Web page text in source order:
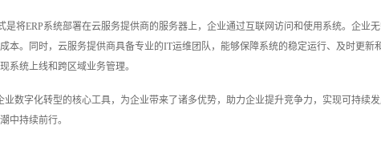
是将ERP系统部署在云服务提供商的服务器上，企业通过互联网访问和使用系统。企
本。同时，云服务提供商具备专业的IT运维团队，能够保障系统的稳定运行、及时更
系统上线和跨区域业务管理。
业数字化转型的核心工具，为企业带来了诸多优势，助力企业提升竞争力，实现可持
中持续前行。